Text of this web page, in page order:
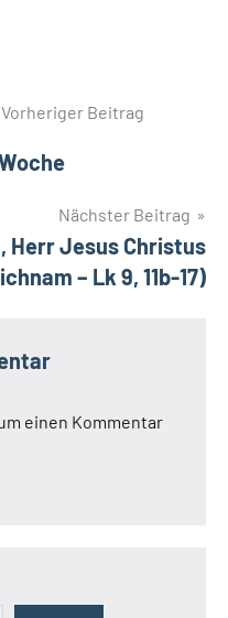
Vorheriger Beitrag
Nächster Beitrag
Herr Jesus Christus
– Lk 9, 11b-17)
einen Kommentar